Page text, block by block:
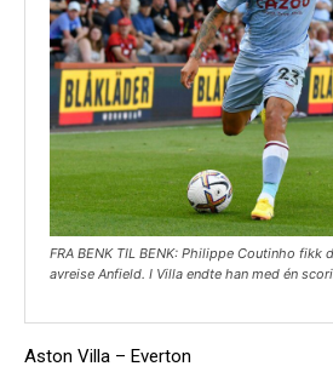
FRA BENK TIL BENK: Philippe Coutinho fikk
avreise Anfield. I Villa endte han med én
Aston Villa – Everton